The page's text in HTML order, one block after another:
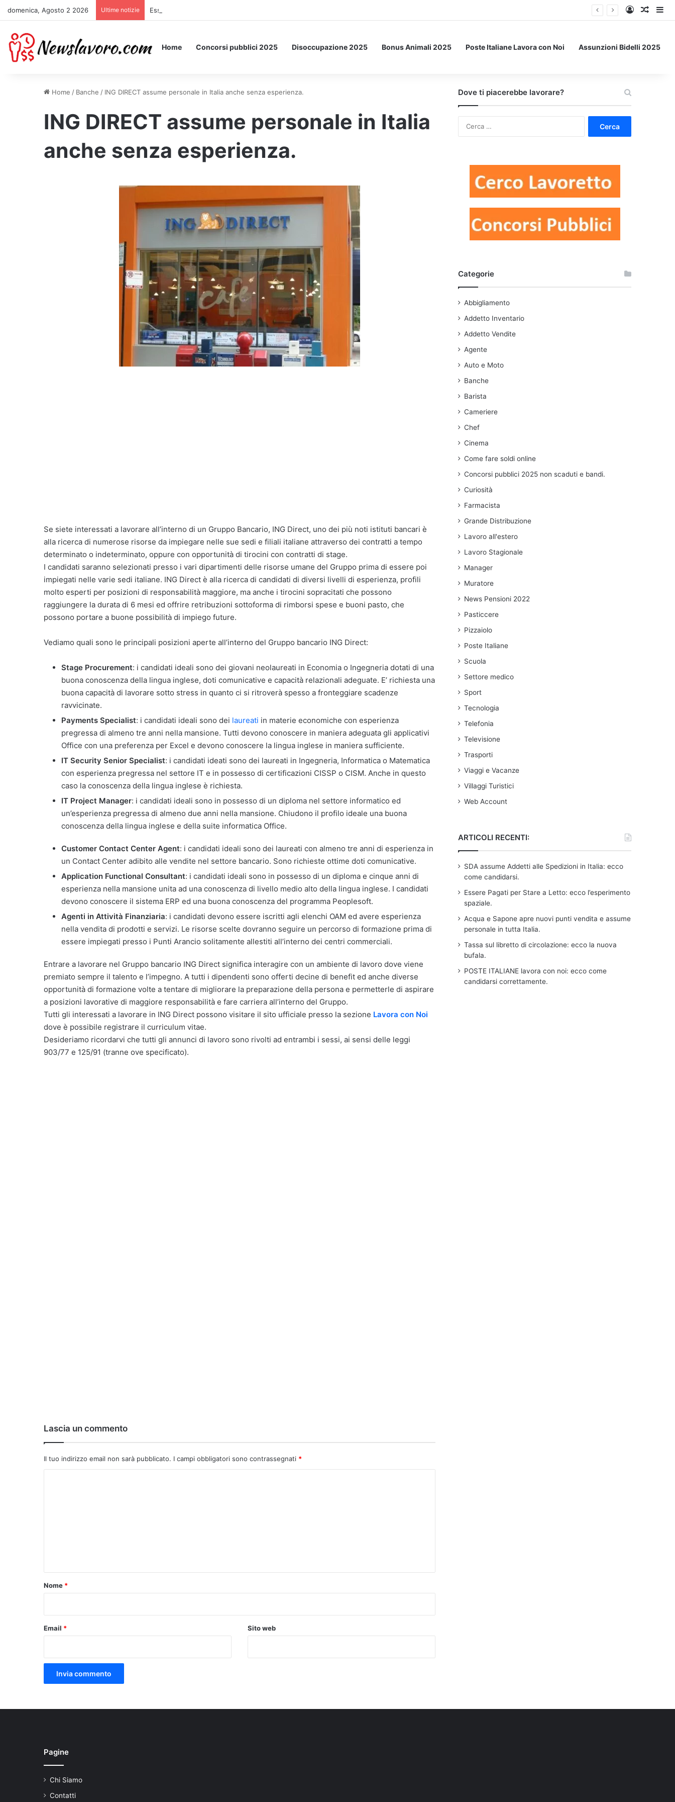
domenica, Agosto 2 2026 Ultime notizie Essere Pagati per Stare a Letto: ecco l’esperimento spaziale. Accedi
Un
Home Concorsi pubblici 2025 Disoccupazione 2025 Bonus Animali 2025 Poste Italiane Lavora con Noi Assunzioni Bidelli 2025
Home / Banche / ING DIRECT assume personale in Italia anche senza esperienza.
ING DIRECT assume personale in Italia
anche senza esperienza.
Se siete interessati a lavorare all’interno di un Gruppo Bancario, ING Direct, uno dei più noti istituti bancari è
alla ricerca di numerose risorse da impiegare nelle sue sedi e filiali italiane attraverso dei contratti a tempo
determinato o indeterminato, oppure con opportunità di tirocini con contratti di stage.
I candidati saranno selezionati presso i vari dipartimenti delle risorse umane del Gruppo prima di essere poi
impiegati nelle varie sedi italiane. ING Direct è alla ricerca di candidati di diversi livelli di esperienza, profili
molto esperti per posizioni di responsabilità maggiore, ma anche i tirocini sopracitati che possono
raggiungere la durata di 6 mesi ed offrire retribuzioni sottoforma di rimborsi spese e buoni pasto, che
possono portare a buone possibilità di impiego future.
Vediamo quali sono le principali posizioni aperte all’interno del Gruppo bancario ING Direct:
Stage Procurement: i candidati ideali sono dei giovani neolaureati in Economia o Ingegneria dotati di una
buona conoscenza della lingua inglese, doti comunicative e capacità relazionali adeguate. E’ richiesta una
buona capacità di lavorare sotto stress in quanto ci si ritroverà spesso a fronteggiare scadenze
ravvicinate.
Payments Specialist: i candidati ideali sono dei laureati in materie economiche con esperienza
pregressa di almeno tre anni nella mansione. Tutti devono conoscere in maniera adeguata gli applicativi
Office con una preferenza per Excel e devono conoscere la lingua inglese in maniera sufficiente.
IT Security Senior Specialist: i candidati ideati sono dei laureati in Ingegneria, Informatica o Matematica
con esperienza pregressa nel settore IT e in possesso di certificazioni CISSP o CISM. Anche in questo
caso la conoscenza della lingua inglese è richiesta.
IT Project Manager: i candidati ideali sono in possesso di un diploma nel settore informatico ed
un’esperienza pregressa di almeno due anni nella mansione. Chiudono il profilo ideale una buona
conoscenza della lingua inglese e della suite informatica Office.
Customer Contact Center Agent: i candidati ideali sono dei laureati con almeno tre anni di esperienza in
un Contact Center adibito alle vendite nel settore bancario. Sono richieste ottime doti comunicative.
Application Functional Consultant: i candidati ideali sono in possesso di un diploma e cinque anni di
esperienza nella mansione unita ad una conoscenza di livello medio alto della lingua inglese. I candidati
devono conoscere il sistema ERP ed una buona conoscenza del programma Peoplesoft.
Agenti in Attività Finanziaria: i candidati devono essere iscritti agli elenchi OAM ed avere esperienza
nella vendita di prodotti e servizi. Le risorse scelte dovranno seguire un percorso di formazione prima di
essere impiegati presso i Punti Arancio solitamente allestiti all’interno dei centri commerciali.
Entrare a lavorare nel Gruppo bancario ING Direct significa interagire con un ambiente di lavoro dove viene
premiato sempre il talento e l’impegno. A tutti i dipendenti sono offerti decine di benefit ed anche diverse
opportunità di formazione volte a tentare di migliorare la preparazione della persona e permetterle di aspirare
a posizioni lavorative di maggiore responsabilità e fare carriera all’interno del Gruppo.
Tutti gli interessati a lavorare in ING Direct possono visitare il sito ufficiale presso la sezione Lavora con Noi
dove è possibile registrare il curriculum vitae.
Desideriamo ricordarvi che tutti gli annunci di lavoro sono rivolti ad entrambi i sessi, ai sensi delle leggi
903/77 e 125/91 (tranne ove specificato).
Lascia un commento
Il tuo indirizzo email non sarà pubblicato. I campi obbligatori sono contrassegnati *
o
Nome *
Email * Sito web
Dove ti piacerebbe lavorare?
Categorie
Abbigliamento
Addetto Inventario
Addetto Vendite
Agente
Auto e Moto
Banche
Barista
Cameriere
Chef
Cinema
Come fare soldi online
Concorsi pubblici 2025 non scaduti e bandi.
Curiosità
Farmacista
Grande Distribuzione
Lavoro all'estero
Lavoro Stagionale
Manager
Muratore
News Pensioni 2022
Pasticcere
Pizzaiolo
Poste Italiane
Scuola
Settore medico
Sport
Tecnologia
Telefonia
Televisione
Trasporti
Viaggi e Vacanze
Villaggi Turistici
Web Account
ARTICOLI RECENTI:
SDA assume Addetti alle Spedizioni in Italia: ecco
come candidarsi.
Essere Pagati per Stare a Letto: ecco l’esperimento
spaziale.
Acqua e Sapone apre nuovi punti vendita e assume
personale in tutta Italia.
Tassa sul libretto di circolazione: ecco la nuova
bufala.
POSTE ITALIANE lavora con noi: ecco come
candidarsi correttamente.
Pagine
Chi Siamo
Contatti